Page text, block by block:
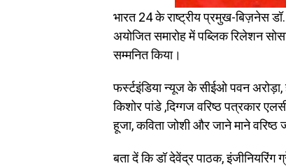
भारत 24 के राष्ट्रीय प्रमुख-बिज़नेस
अयोजित समारोह में पब्लिक रिलेशन
सम्मनित किया।
फर्स्टइंडिया न्यूज के सीईओ पवन
किशोर पांडे ,दिग्गज वरिष्ठ पत्रकार
हूजा, कविता जोशी और जाने माने वरिष्ठ
बता दें कि डॉ देवेंद्र पाठक,